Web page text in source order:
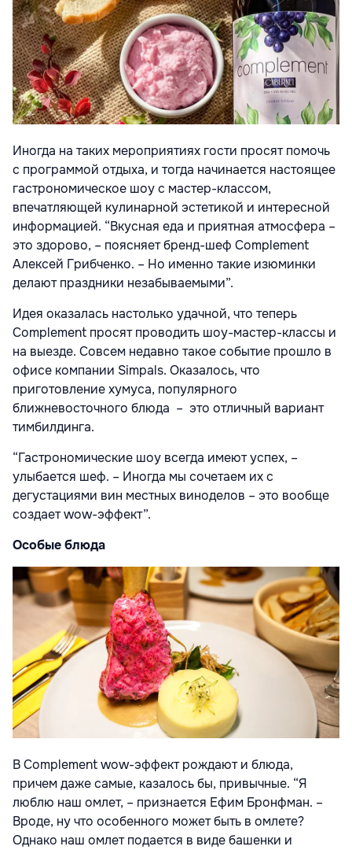
Иногда на таких мероприятиях гости просят помочь
с программой отдыха, и тогда начинается настоящее
гастрономическое шоу с мастер-классом,
впечатляющей кулинарной эстетикой и интересной
информацией. “Вкусная еда и приятная атмосфера –
это здорово, – поясняет бренд-шеф Complement
Алексей Грибченко. – Но именно такие изюминки
делают праздники незабываемыми”.
Идея оказалась настолько удачной, что теперь
Complement просят проводить шоу-мастер-классы и
на выезде. Совсем недавно такое событие прошло в
офисе компании Simpals. Оказалось, что
приготовление хумуса, популярного
ближневосточного блюда – это отличный вариант
тимбилдинга.
“Гастрономические шоу всегда имеют успех, –
улыбается шеф. – Иногда мы сочетаем их с
дегустациями вин местных виноделов – это вообще
создает wow-эффект”.
Особые блюда
В Complement wow-эффект рождают и блюда,
причем даже самые, казалось бы, привычные. “Я
люблю наш омлет, – признается Ефим Бронфман. –
Вроде, ну что особенного может быть в омлете?
Однако наш омлет подается в виде башенки и